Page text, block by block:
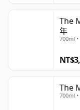
The
年
700ml •
The
700ml •